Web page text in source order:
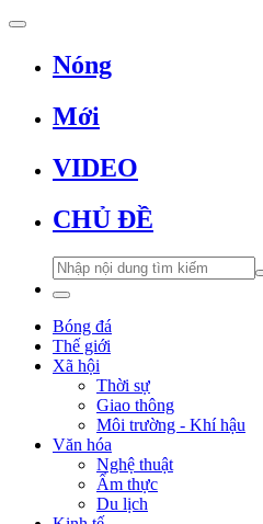
Nóng
Mới
VIDEO
CHỦ ĐỀ
Bóng đá
Thế giới
Xã hội
Thời sự
Giao thông
Môi trường - Khí hậu
Văn hóa
Nghệ thuật
Ẩm thực
Du lịch